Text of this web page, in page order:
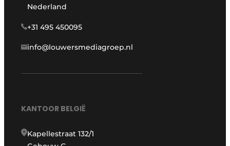
Nederland
+31 495 450095
info@louwersmediagroep.nl
KANTOOR BELGIË
Kapellestraat 132/1